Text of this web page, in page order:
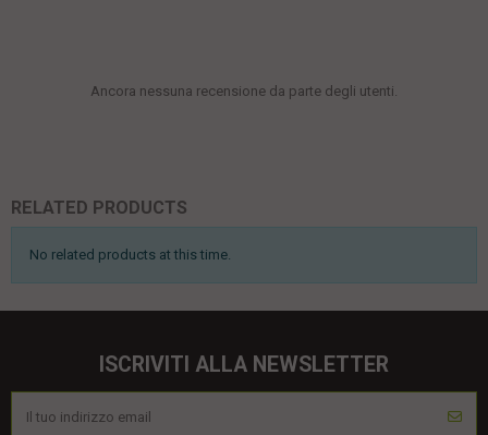
Ancora nessuna recensione da parte degli utenti.
RELATED PRODUCTS
No related products at this time.
ISCRIVITI ALLA NEWSLETTER